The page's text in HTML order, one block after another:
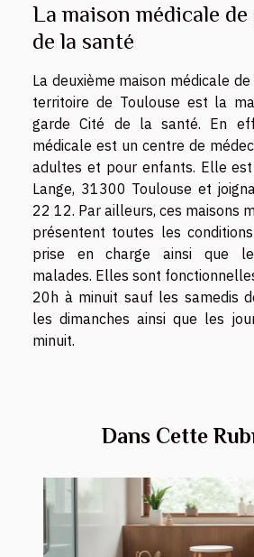
La maison médicale
de la santé
La deuxième maison médicale
territoire de Toulouse est la
garde Cité de la santé. En
médicale est un centre de
adultes et pour enfants. Elle
Lange, 31300 Toulouse et
22 12. Par ailleurs, ces maisons
présentent toutes les
prise en charge ainsi que
malades. Elles sont
20h à minuit sauf les samedis
les dimanches ainsi que les
minuit.
Dans Cette